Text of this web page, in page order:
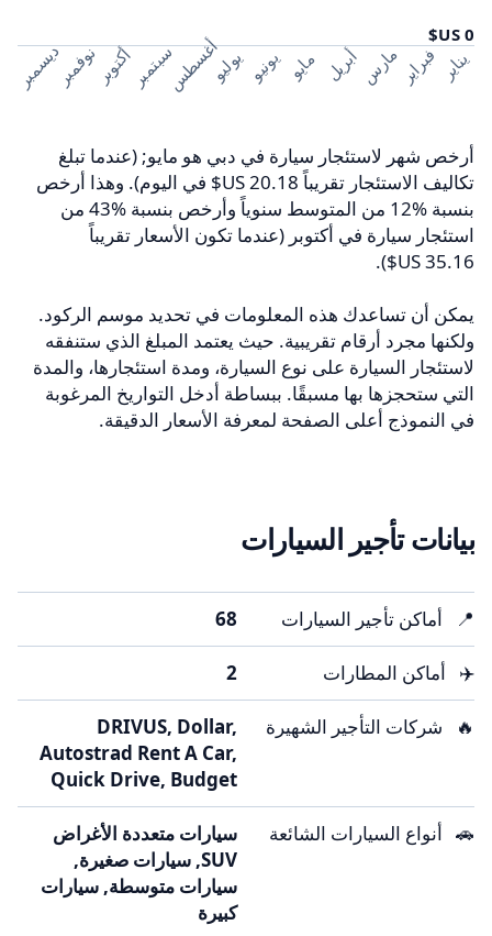
يناير فبرايرمارس أبريل مايو يونيو يوليوأغسطسسبتمبرأكتوبرنوفمبرديسمبر
أرخص شهر لاستئجار سيارة في دبي هو مايو; (عندما تبلغ
تكاليف الاستئجار تقريباً ‏20.18 US$ في اليوم). وهذا أرخص
بنسبة 12‎%‎ من المتوسط سنوياً وأرخص بنسبة 43‎%‎ من
استئجار سيارة في أكتوبر (عندما تكون الأسعار تقريباً
يمكن أن تساعدك هذه المعلومات في تحديد موسم الركود.
ولكنها مجرد أرقام تقريبية. حيث يعتمد المبلغ الذي ستنفقه
لاستئجار السيارة على نوع السيارة، ومدة استئجارها، والمدة
التي ستحجزها بها مسبقًا. ببساطة أدخل التواريخ المرغوبة
في النموذج أعلى الصفحة لمعرفة الأسعار الدقيقة.
بيانات تأجير السيارات
📍 أماكن تأجير السيارات 68
✈️ أماكن المطارات 2
🔥 شركات التأجير الشهيرة
DRIVUS, Dollar,
Autostrad Rent A Car,
Quick Drive, Budget
🚗 أنواع السيارات الشائعة
سيارات متعددة الأغراض
SUV, سيارات صغيرة,
سيارات متوسطة, سيارات
كبيرة